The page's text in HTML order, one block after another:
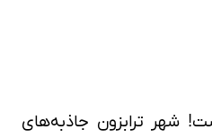
شهر ترابزون جاذبه‌های